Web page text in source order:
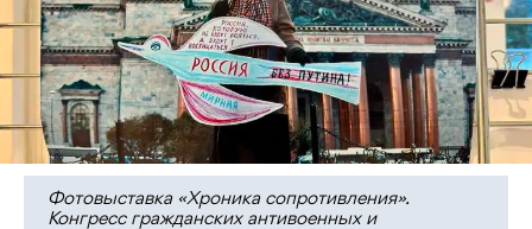
Фотовыставка «Хроника сопротивления».
Конгресс гражданских антивоенных и